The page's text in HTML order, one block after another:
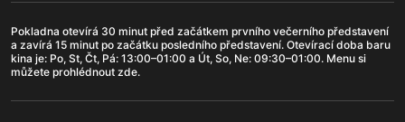
Pokladna otevírá 30 minut před začátkem prvního večerního představení
a zavírá 15 minut po začátku posledního představení. Otevírací doba baru
kina je: Po, St, Čt, Pá: 13:00–01:00 a Út, So, Ne: 09:30–01:00. Menu si
můžete prohlédnout zde.